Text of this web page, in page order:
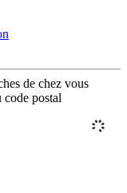
de chez vous
code postal